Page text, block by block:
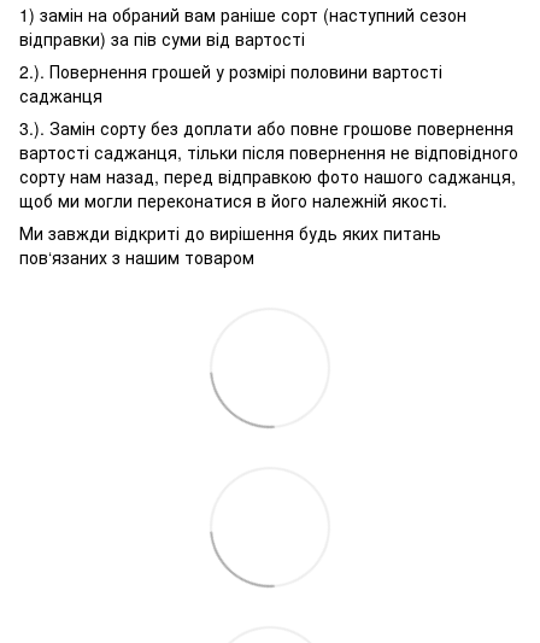
1) замін на обраний вам раніше сорт (наступний сезон
відправки) за пів суми від вартості
2.). Повернення грошей у розмірі половини вартості
саджанця
3.). Замін сорту без доплати або повне грошове повернення
вартості саджанця, тільки після повернення не відповідного
сорту нам назад, перед відправкою фото нашого саджанця,
щоб ми могли переконатися в його належній якості.
Ми завжди відкриті до вирішення будь яких питань
пов‘язаних з нашим товаром